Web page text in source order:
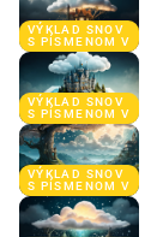
VÝKLAD SNOV
S PÍSMENOM V
VÝKLAD SNOV
S PÍSMENOM V
VÝKLAD SNOV
S PÍSMENOM V